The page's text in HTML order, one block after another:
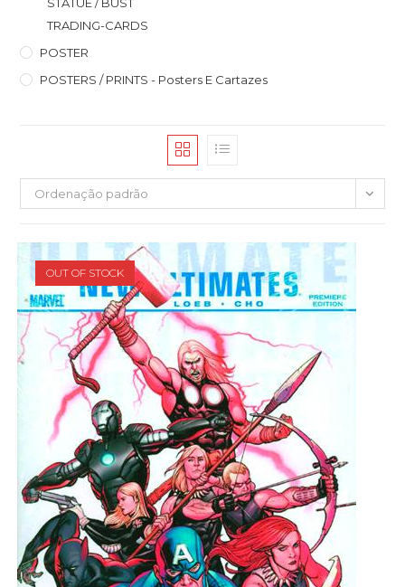
TRADING-CARDS
POSTER
POSTERS / PRINTS - Posters E Cartazes
Ordenação padrão
OUT OF STOCK